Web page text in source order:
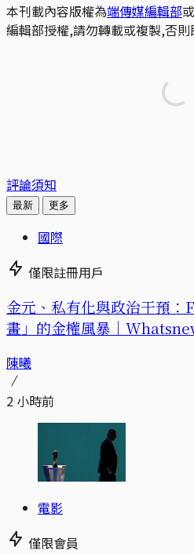
本刊載內容版權為端傳媒編輯部
編輯部授權,請勿轉載或複製,否則
評論須知
最新 更多
國際
僅限註冊用戶
金元、私有化與政治干預：
畫」的金權風暴｜
陳曦
2 小時前
電影
僅限會員